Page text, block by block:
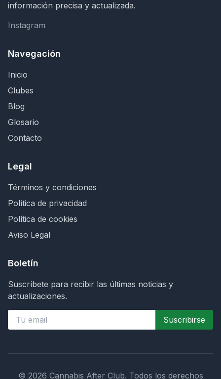
información precisa y actualizada.
Instagram
Instagram
Navegación
Inicio
Clubes
Blog
Glosario
Contacto
Legal
Términos y condiciones
Política de privacidad
Política de cookies
Aviso Legal
Boletín
Suscríbete para recibir las últimas noticias y
actualizaciones.
Suscribirse
© 2026 Cannabis After Club. Todos los derechos